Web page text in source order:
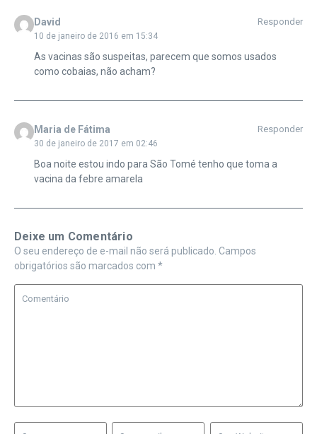
David
10 de janeiro de 2016 em 15:34
Responder
As vacinas são suspeitas, parecem que somos usados
como cobaias, não acham?
Maria de Fátima
30 de janeiro de 2017 em 02:46
Responder
Boa noite estou indo para São Tomé tenho que toma a
vacina da febre amarela
Deixe um Comentário
O seu endereço de e-mail não será publicado. Campos
obrigatórios são marcados com *